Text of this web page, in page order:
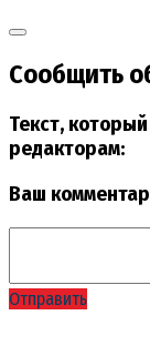
Сообщить
Текст,
редакторам:
Ваш
Отправить